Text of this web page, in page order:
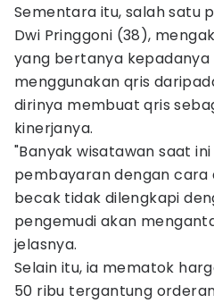
Sementara itu, salah satu
Dwi Pringgoni (38),
yang bertanya
menggunakan qris
dirinya membuat qris
kinerjanya.
"Banyak wisatawan saat
pembayaran dengan cara
becak tidak dilengkapi
pengemudi akan
jelasnya.
Selain itu, ia mematok
50 ribu tergantung